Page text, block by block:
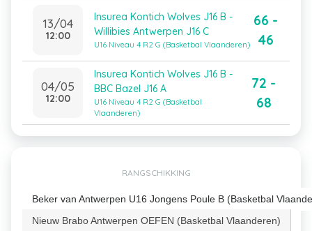
13/04
12:00
Insurea Kontich Wolves J16 B -
Willibies Antwerpen J16 C
U16 Niveau 4 R2 G (Basketbal Vlaanderen)
66 -
46
04/05
12:00
Insurea Kontich Wolves J16 B -
BBC Bazel J16 A
U16 Niveau 4 R2 G (Basketbal
Vlaanderen)
72 -
68
RANGSCHIKKING
Beker van Antwerpen U16 Jongens Poule B (Basketbal
Nieuw Brabo Antwerpen OEFEN (Basketbal Vlaanderen)